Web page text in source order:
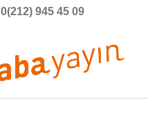
0(212) 945 45 09